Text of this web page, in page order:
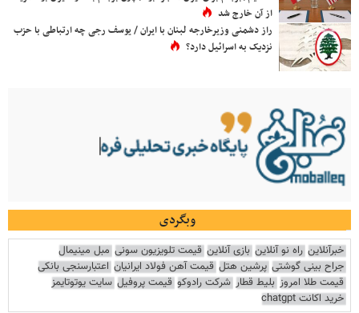
از آن خارج شد
راز دشمنی وزیرخارجه لبنان با ایران / یوسف رجی چه ارتباطی با حزب
نزدیک به اسرائیل دارد؟
وبگردی
خبرآنلاین راه نو آنلاین بازی آنلاین قیمت تلویزیون سونی مبل مینیمال
جراح بینی گوشتی پرشین هتل قیمت آهن فولاد ایرانیان اعتبارسنجی بانکی
قیمت طلا امروز بلیط قطار شرکت رادوکو قیمت پروفیل سایت یوتوتایمز
خرید اکانت chatgpt